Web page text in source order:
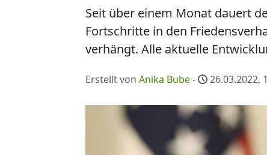
Seit über einem Monat dauert
Fortschritte in den
verhängt. Alle aktuelle
Erstellt von Anika Bube- 26.03.2022,